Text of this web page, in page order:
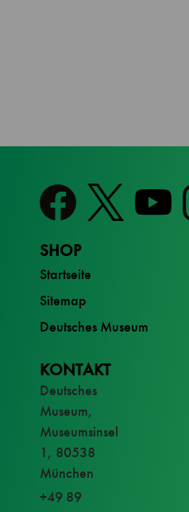
SHOP
Startseite
Sitemap
Deutsches Museum
KONTAKT
Deutsches
Museum,
Museumsinsel
1, 80538
München
+49 89